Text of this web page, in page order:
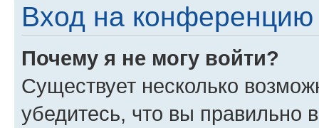
Вход на конференцию
Почему я не могу войти?
Существует несколько
убедитесь, что вы правильно